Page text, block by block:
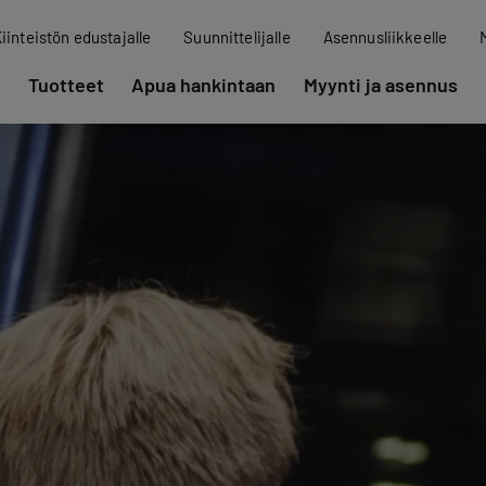
edustajalle Suunnittelijalle Asennusliikkeelle
Tuotteet Apua hankintaan Myynti ja asennus